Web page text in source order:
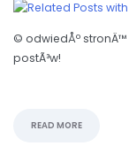
© odwiedÅº stronÄ™
postÃ³w!
READ MORE